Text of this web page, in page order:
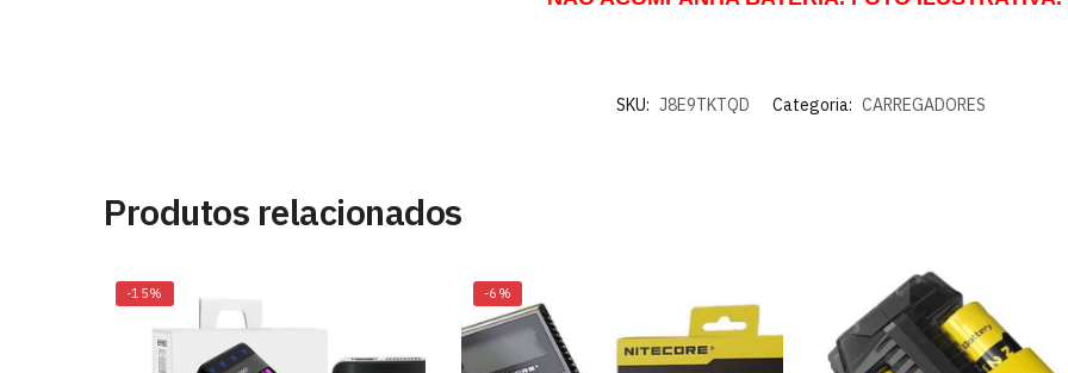
SKU: J8E9TKTQD Categoria: CARREGADORES
Produtos relacionados
-15% -6%